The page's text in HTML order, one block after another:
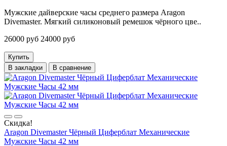
Мужские дайверские часы среднего размера Aragon
Divemaster. Мягкий силиконовый ремешок чёрного цве..
26000 руб 24000 руб
Купить
В закладки
В сравнение
Скидка!
Aragon Divemaster Чёрный Циферблат Механические
Мужские Часы 42 мм